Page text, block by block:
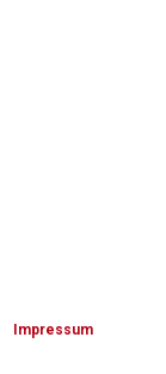
Impressum